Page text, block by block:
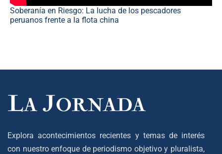
Soberanía en Riesgo: La lucha de los pescadores
peruanos frente a la flota china
Explora acontecimientos recientes y temas de interés
con nuestro enfoque de periodismo objetivo y pluralista,